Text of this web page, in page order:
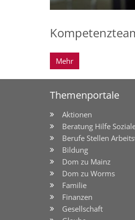
Mehr
Themenportale
Aktionen
Beratung Hilfe
Berufe Stellen
Bildung
Dom zu Mainz
Dom zu Worms
Familie
Finanzen
Gesellschaft